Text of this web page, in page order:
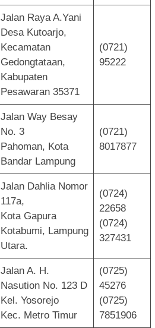
Jalan Raya A.Yani
Desa Kutoarjo,
Kecamatan
Gedongtataan,
Kabupaten
Pesawaran 35371
(0721)
95222
Jalan Way Besay
No. 3
Pahoman, Kota
Bandar Lampung
(0721)
8017877
Jalan Dahlia Nomor
117a,
Kota Gapura
Kotabumi, Lampung
Utara.
(0724)
22658
(0724)
327431
Jalan A. H.
Nasution No. 123 D
Kel. Yosorejo
Kec. Metro Timur
(0725)
45276
(0725)
7851906